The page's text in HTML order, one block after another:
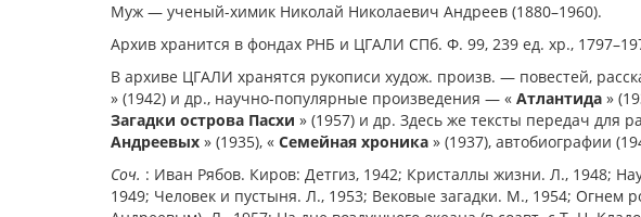
Муж — ученый-химик Николай Николаевич Андреев (1880–1960).
Архив хранится в фондах РНБ и ЦГАЛИ СПб. Ф. 99, 239 ед. хр.,
В архиве ЦГАЛИ хранятся рукописи худож. произв. — повестей,
» (1942) и др., научно-популярные произведения — « Атлантида »
Загадки острова Пасхи » (1957) и др. Здесь же тексты передач для
Андреевых » (1935), « Семейная хроника » (1937), автобиографии
Соч. : Иван Рябов. Киров: Детгиз, 1942; Кристаллы жизни. Л., 1948;
1949; Человек и пустыня. Л., 1953; Вековые загадки. М., 1954; Огнем